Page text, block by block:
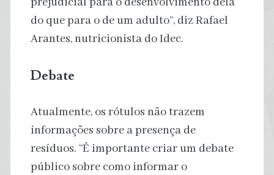
do que para o de um adulto”, diz Rafael
Arantes, nutricionista do Idec.
Debate
Atualmente, os rótulos não trazem
informações sobre a presença de
resíduos. “É importante criar um debate
público sobre como informar o